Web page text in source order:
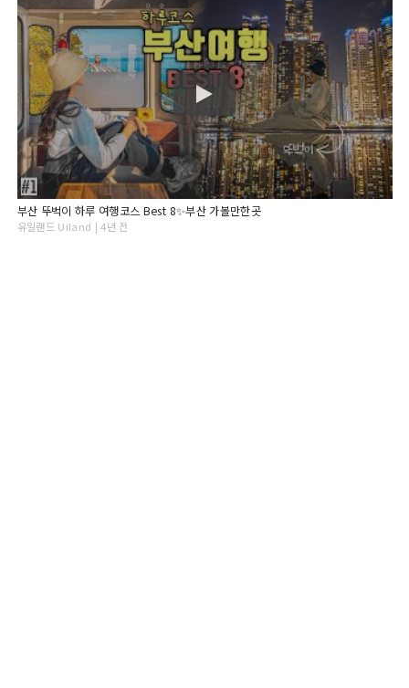
부산 뚜벅이 하루 여행코스 Best 8✨부산 가볼만한곳
유일랜드 Uiland | 4년 전